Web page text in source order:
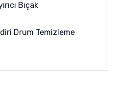
Bıçak
Drum Temizleme